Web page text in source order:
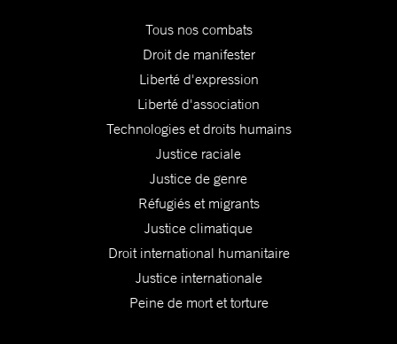
Tous nos combats
Droit de manifester
Liberté d'expression
Liberté d'association
Technologies et droits humains
Justice raciale
Justice de genre
Réfugiés et migrants
Justice climatique
Droit international humanitaire
Justice internationale
Peine de mort et torture